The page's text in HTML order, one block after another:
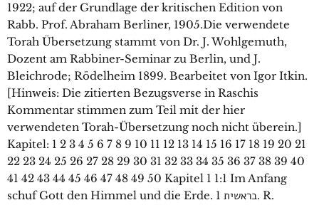
1922; auf der Grundlage der kritischen Edition von
Rabb. Prof. Abraham Berliner, 1905.Die verwendete
Torah Übersetzung stammt von Dr. J. Wohlgemuth,
Dozent am Rabbiner-Seminar zu Berlin, und J.
Bleichrode; Rödelheim 1899. Bearbeitet von Igor Itkin.
[Hinweis: Die zitierten Bezugsverse in Raschis
Kommentar stimmen zum Teil mit der hier
verwendeten Torah-Übersetzung noch nicht überein.]
Kapitel: 1 2 3 4 5 6 7 8 9 10 11 12 13 14 15 16 17 18 19 20 21
22 23 24 25 26 27 28 29 30 31 32 33 34 35 36 37 38 39 40
41 42 43 44 45 46 47 48 49 50 Kapitel 1 1:1 Im Anfang
schuf Gott den Himmel und die Erde. 1 בראשית. R.